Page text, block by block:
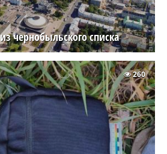
чернобыльского списка
260